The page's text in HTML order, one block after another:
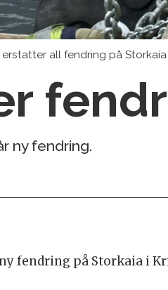
all fendring på Storkaia
ny fendring.
fendring på Storkaia i